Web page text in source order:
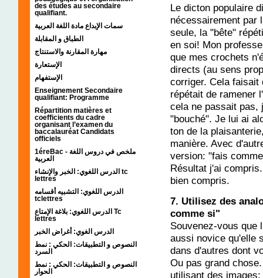
des études au secondaire
qualifiant.
سمات الإبداع مادة اللغة العربية
الطباق و المقابلة
مهارة المقارنة والاستنتاج
الإستعارة
الإستفهام
Enseignement Secondaire
qualifiant: Programme
Répartition matières et
coefficients du cadre
organisant l’examen du
baccalauréat Candidats
officiels
1éreBac - ملخص في دروس اللغة
العربية
الدرس اللغوي: الخبر والإنشاء tc
lettres
الدرس اللغوي: التشبيه أقسامه
tclettres
الدرس اللغوي: بلاغة الإمتاع Tc
lettres
الدرس الغوي: أغراض الخبر
النصوص و التطبيقات: الحكي : نمط
السرد
النصوص و التطبيقات: الحكي : نمط
الحوار
Le dicton populaire
nécessairement par
seule, la "bête"
en soi! Mon
que mes crochets
directs (au sens
corriger. Cela faisait
répétait de ramener
cela ne passait pas,
"bouché". Je lui ai
ton de la
manière. Avec
version: "fais
Résultat j'ai
bien compris.
7. Utilisez des
comme si"
Souvenez-vous que
aussi novice qu'elle
dans d'autres dont
Ou pas grand
utilisant des